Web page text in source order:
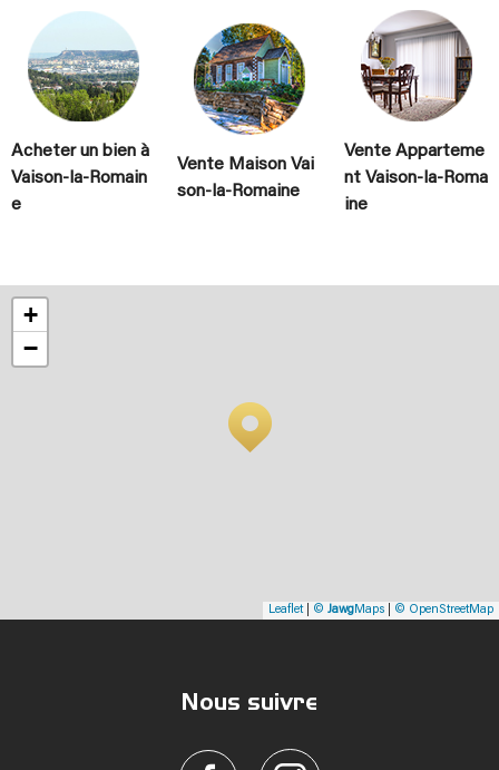
Acheter un bien à
Vaison-la-Romain
e
Vente Maison Vai
son-la-Romaine
Vente Apparteme
nt Vaison-la-Roma
ine
+
−
Leaflet| © JawgMaps © OpenStreetMap
Nous suivre